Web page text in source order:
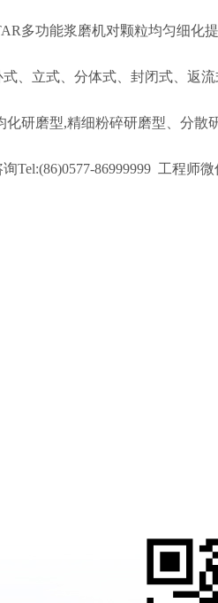
多功能浆磨机对颗粒均匀细化
、立式、分体式、封闭式、返
化研磨型,精细粉碎研磨型、分散
询Tel:(86)0577-86999999 工程师微